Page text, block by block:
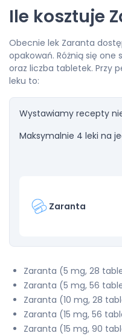
Ile kosztuje
Obecnie lek Zaranta
opakowań. Różnią się
oraz liczba tabletek. Przy
leku to:
Wystawiamy recepty
Maksymalnie 4 leki na
Zaranta
Zaranta (5 mg, 28
Zaranta (5 mg, 56
Zaranta (10 mg, 28
Zaranta (15 mg, 56
Zaranta (15 mg, 90